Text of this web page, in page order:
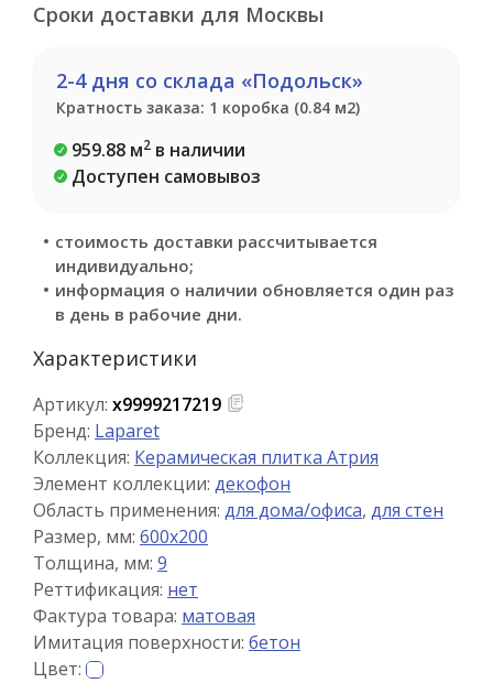
Сроки доставки для Москвы
2-4 дня со склада «Подольск»
Кратность заказа: 1 коробка (0.84 м2)
959.88 м2 в наличии
Доступен самовывоз
стоимость доставки рассчитывается
индивидуально;
информация о наличии обновляется один раз
в день в рабочие дни.
Характеристики
Артикул: х9999217219
Бренд: Laparet
Коллекция: Керамическая плитка Атрия
Элемент коллекции: декофон
Область применения: для дома/офиса, для стен
Размер, мм: 600x200
Толщина, мм: 9
Реттификация: нет
Фактура товара: матовая
Имитация поверхности: бетон
Цвет: